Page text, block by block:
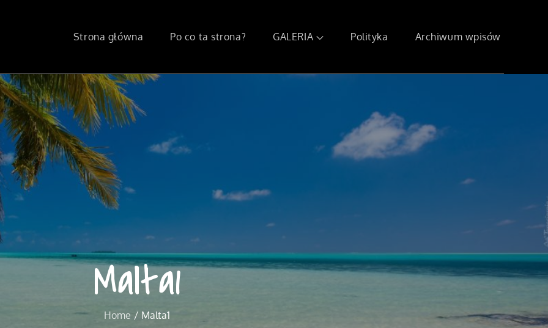
Strona główna Po co ta strona? GALERIA Polityka Archiwum wpisów
Malta1
Home Malta1